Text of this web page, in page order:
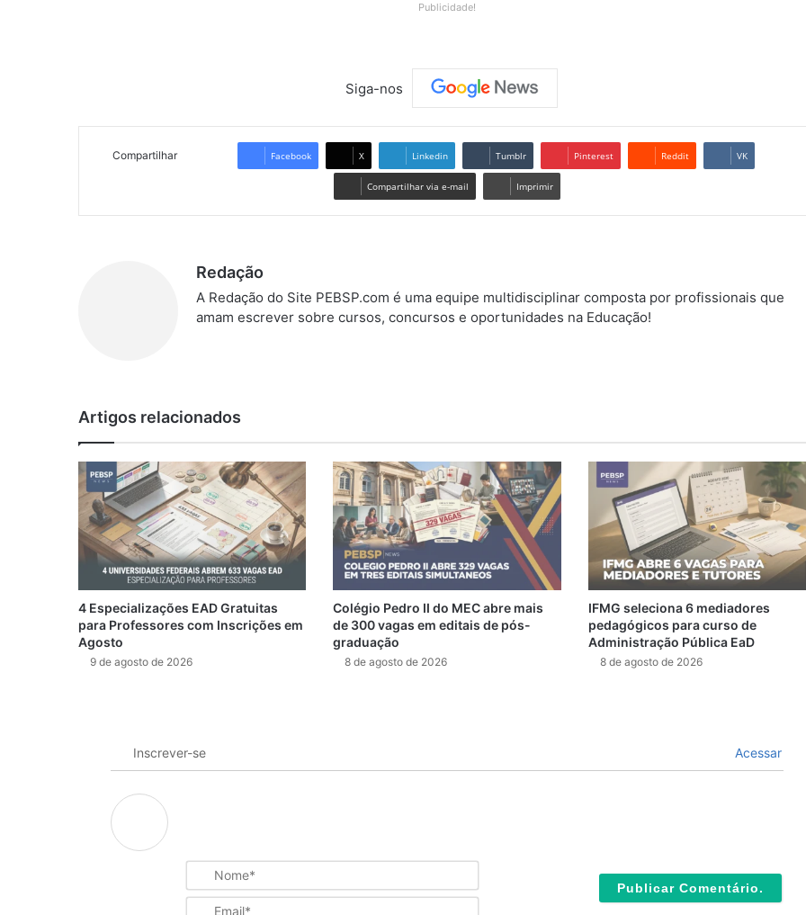
Publicidade!
Siga-nos
Compartilhar Facebook X Linkedin Tumblr Pinterest Reddit VK
Compartilhar via e-mail Imprimir
Redação
A Redação do Site PEBSP.com é uma equipe multidisciplinar composta por profissionais que
amam escrever sobre cursos, concursos e oportunidades na Educação!
Artigos relacionados
4 Especializações EAD Gratuitas
para Professores com Inscrições em
Agosto
9 de agosto de 2026
Colégio Pedro II do MEC abre mais
de 300 vagas em editais de pós-
graduação
8 de agosto de 2026
IFMG seleciona 6 mediadores
pedagógicos para curso de
Administração Pública EaD
8 de agosto de 2026
Inscrever-se Acessar
o
m